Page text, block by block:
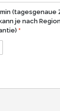
(tagesgenaue
je nach